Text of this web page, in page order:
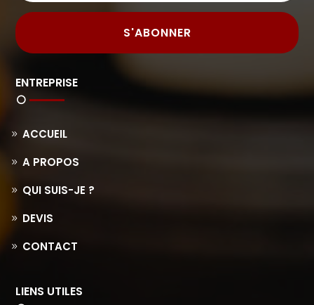
S'ABONNER
ENTREPRISE
ACCUEIL
A PROPOS
QUI SUIS-JE ?
DEVIS
CONTACT
LIENS UTILES